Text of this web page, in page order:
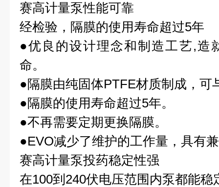
赛高计量泵性能可靠
经检验，隔膜的使用寿命超过5年
●优良的设计理念和制造工艺,造
命。
●隔膜由纯固体PTFE材质制成，可
●隔膜的使用寿命超过5年。
●不再需要定期更换隔膜。
●EVO减少了维护的工作量，具有
赛高计量泵投药稳定性强
在100到240伏电压范围内泵都能稳